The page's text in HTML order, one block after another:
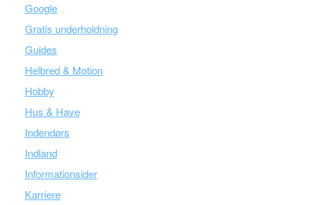
Google
Gratis underholdning
Guides
Helbred & Motion
Hobby
Hus & Have
Indendørs
Indland
Informationsider
Karriere